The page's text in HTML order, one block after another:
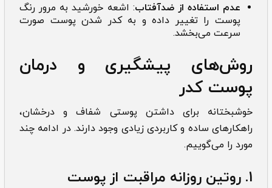
عدم استفاده از ضدآفتاب: اشعه خورشید به مرور رنگ
پوست را تغییر داده و به کدر شدن پوست صورت
سرعت می‌بخشد.
روش‌های پیشگیری و درمان
پوست کدر
خوشبختانه برای داشتن پوستی شفاف و درخشان،
راهکارهای ساده و کاربردی زیادی وجود دارند. در ادامه چند
مورد را می‌گوییم.
1. روتین روزانه مراقبت از پوست